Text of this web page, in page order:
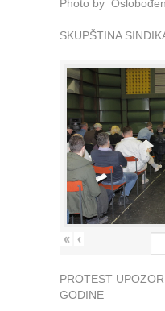
Photo by
SKUPŠTINA
« ‹
PROTEST
GODINE